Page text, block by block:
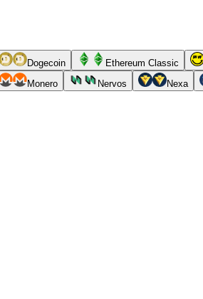
Dogecoin Ethereum Classic
Monero Nervos Nexa